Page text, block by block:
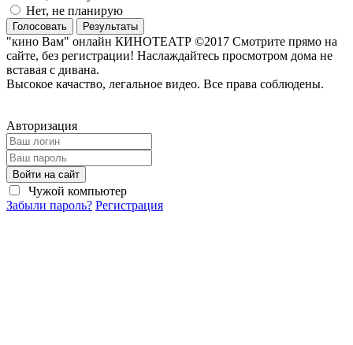
Нет, не планирую
Голосовать Результаты
"кино Вам" онлайн КИНОТЕАТР ©2017 Смотрите прямо на
сайте, без регистрации! Наслаждайтесь просмотром дома не
вставая с дивана.
Высокое качаство, легальное видео. Все права соблюдены.
Авторизация
Войти на сайт
Чужой компьютер
Забыли пароль? Регистрация